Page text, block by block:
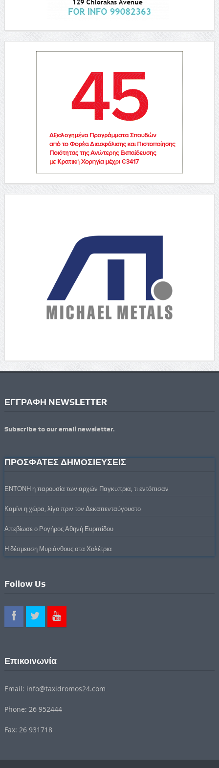
ΕΓΓΡΑΦΗ NEWSLETTER
Subscribe to our email newsletter.
ΠΡΟΣΦΑΤΕΣ ΔΗΜΟΣΙΕΥΣΕΙΣ
ΕΝΤΟΝΗ η παρουσία των αρχών Παγκυπρια, τι εντόπισαν
Καμίνι η χώρα, λίγο πριν τον Δεκαπενταύγουστο
Απεβίωσε ο Ρογήρος Αθηνή Ευριπίδου
Η δέσμευση Μυριάνθους στα Χολέτρια
Follow Us
Επικοινωνία
Email: info@taxidromos24.com
Phone: 26 952444
Fax: 26 931718